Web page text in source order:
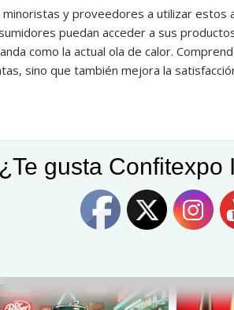
y proveedores a utilizar estos
puedan acceder a sus
como la actual ola de calor.
sino que también mejora la
“Zona Cero”, una
¿Te gusta Confitexpo